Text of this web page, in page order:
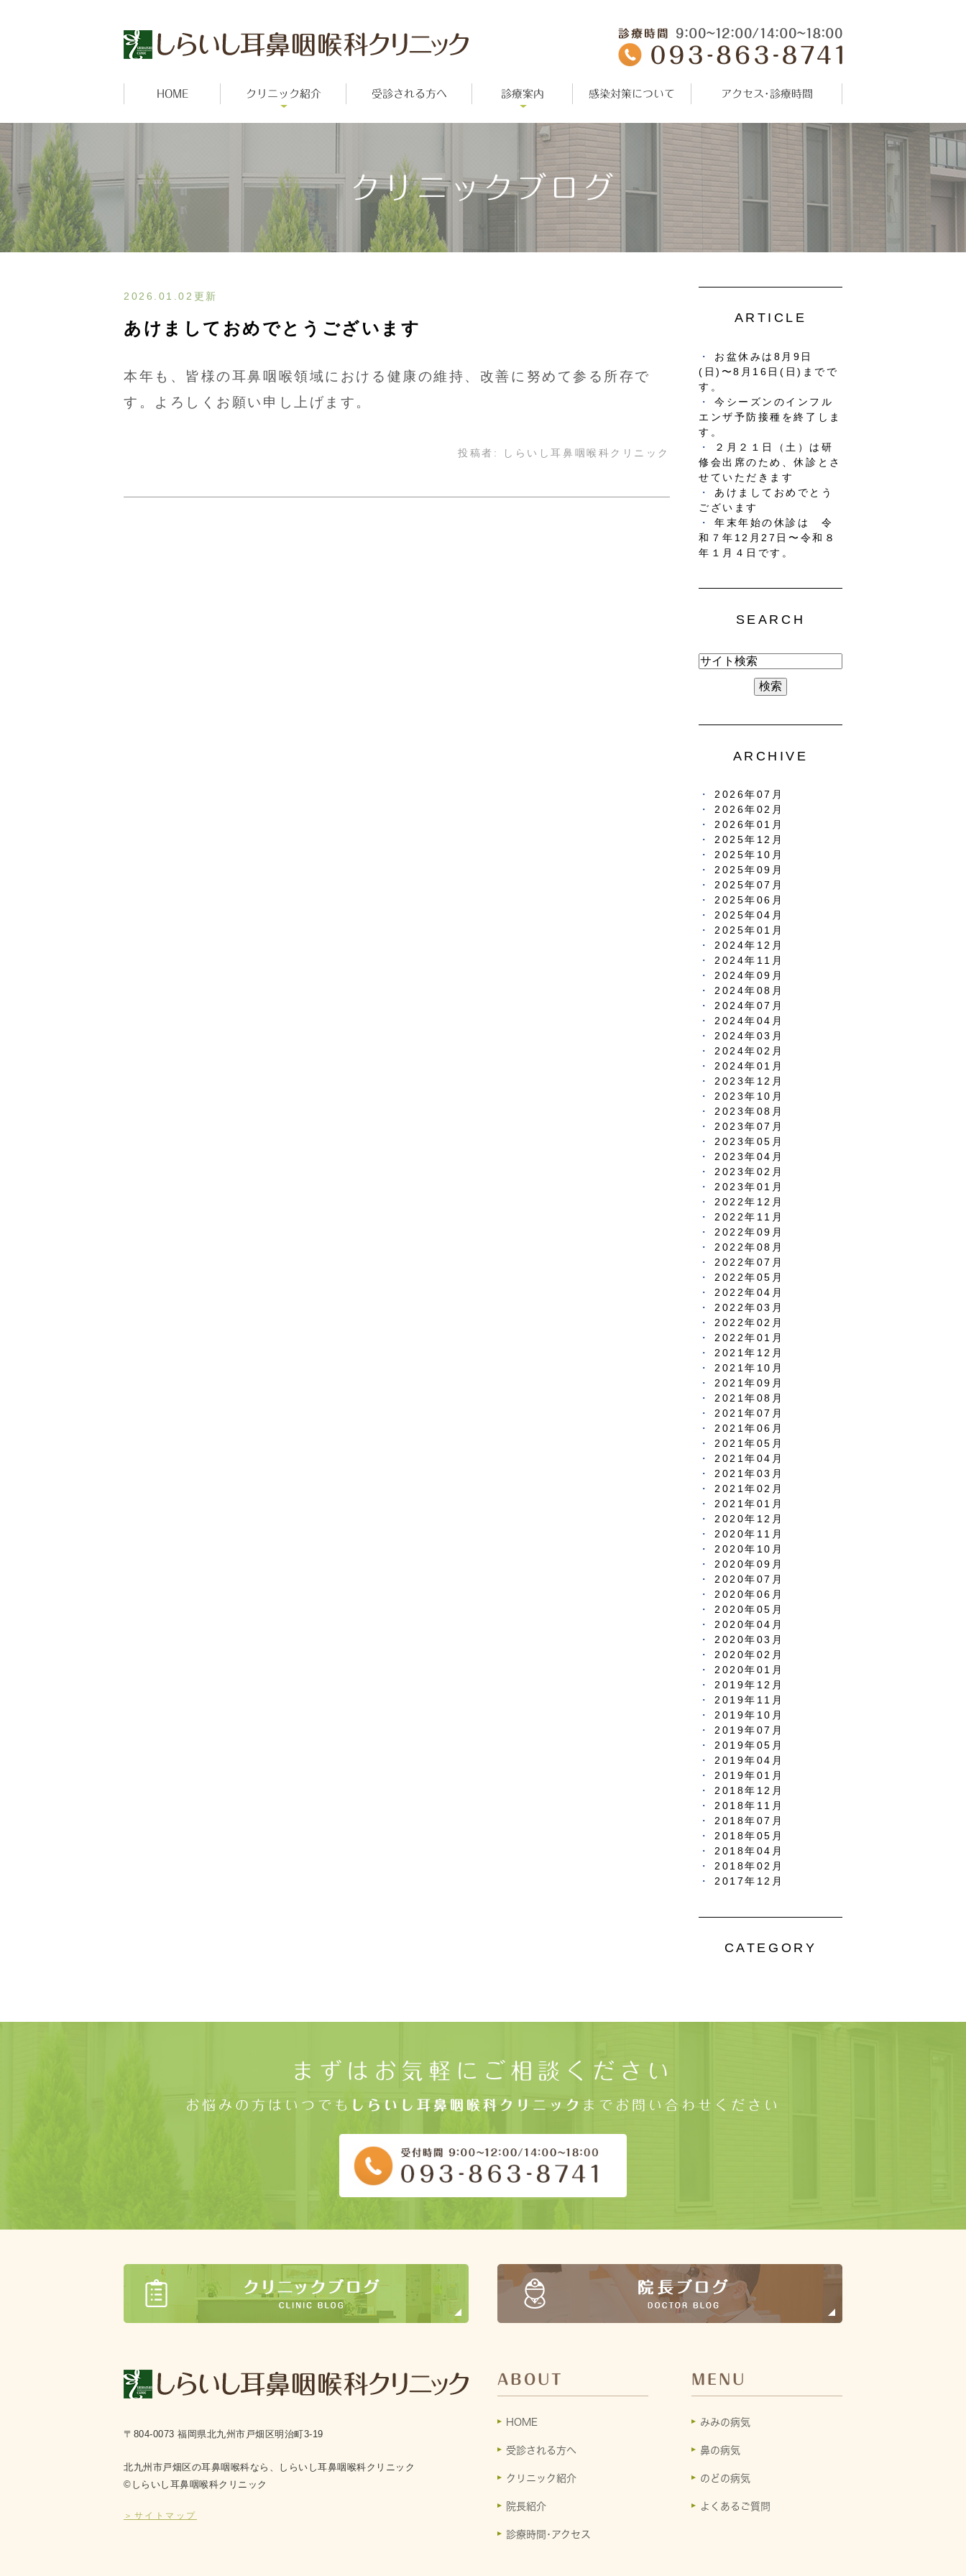
HOME クリニック紹介 受診される方へ 診療案内 感染対策について アクセス･診療時間
クリニックブログ
2026.01.02更新
あけましておめでとうございます
本年も、皆様の耳鼻咽喉領域における健康の維持、改善に努めて参る所存で
す。よろしくお願い申し上げます。
投稿者: しらいし耳鼻咽喉科クリニック
ARTICLE
お盆休みは8月9日
(日)〜8月16日(日)までで
す。
今シーズンのインフル
エンザ予防接種を終了しま
す。
２月２１日（土）は研
修会出席のため、休診とさ
せていただきます
あけましておめでとう
ございます
年末年始の休診は 令
和７年12月27日〜令和８
年１月４日です。
SEARCH
ARCHIVE
2026年07月
2026年02月
2026年01月
2025年12月
2025年10月
2025年09月
2025年07月
2025年06月
2025年04月
2025年01月
2024年12月
2024年11月
2024年09月
2024年08月
2024年07月
2024年04月
2024年03月
2024年02月
2024年01月
2023年12月
2023年10月
2023年08月
2023年07月
2023年05月
2023年04月
2023年02月
2023年01月
2022年12月
2022年11月
2022年09月
2022年08月
2022年07月
2022年05月
2022年04月
2022年03月
2022年02月
2022年01月
2021年12月
2021年10月
2021年09月
2021年08月
2021年07月
2021年06月
2021年05月
2021年04月
2021年03月
2021年02月
2021年01月
2020年12月
2020年11月
2020年10月
2020年09月
2020年07月
2020年06月
2020年05月
2020年04月
2020年03月
2020年02月
2020年01月
2019年12月
2019年11月
2019年10月
2019年07月
2019年05月
2019年04月
2019年01月
2018年12月
2018年11月
2018年07月
2018年05月
2018年04月
2018年02月
2017年12月
CATEGORY
まずはお気軽にご相談ください
お悩みの方はいつでも しらいし耳鼻咽喉科クリニック までお問い合わせください
〒804-0073 福岡県北九州市戸畑区明治町3-19
北九州市戸畑区の耳鼻咽喉科なら、しらいし耳鼻咽喉科クリニック
©しらいし耳鼻咽喉科クリニック
＞サイトマップ
ABOUT
HOME
受診される方へ
クリニック紹介
院長紹介
診療時間･アクセス
MENU
みみの病気
鼻の病気
のどの病気
よくあるご質問